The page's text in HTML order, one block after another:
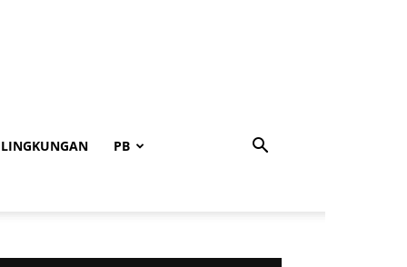
LINGKUNGAN PB